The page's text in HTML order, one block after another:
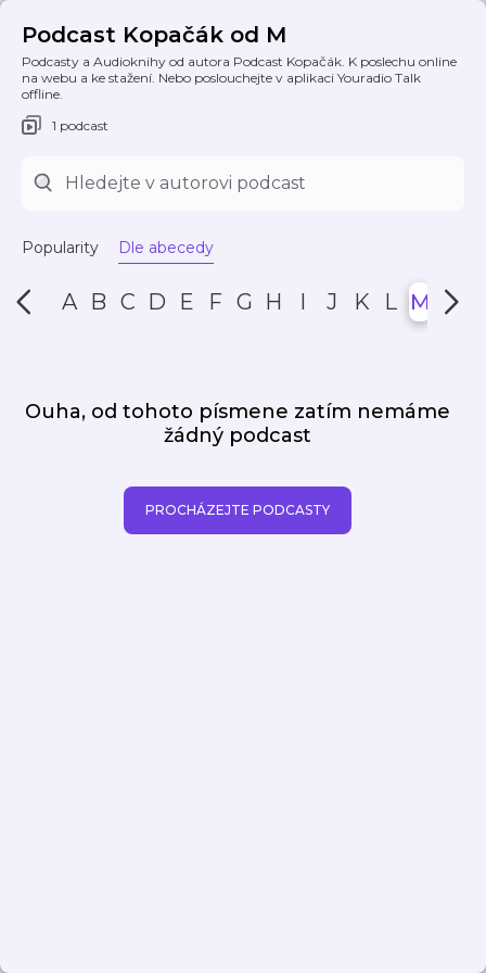
Podcast Kopačák od M
Podcasty a Audioknihy od autora Podcast Kopačák. K poslechu online
na webu a ke stažení. Nebo poslouchejte v aplikaci Youradio Talk
offline.
1 podcast
Popularity Dle abecedy
A B C D E F G H I J K L M N
Ouha, od tohoto písmene zatím nemáme
žádný podcast
PROCHÁZEJTE PODCASTY